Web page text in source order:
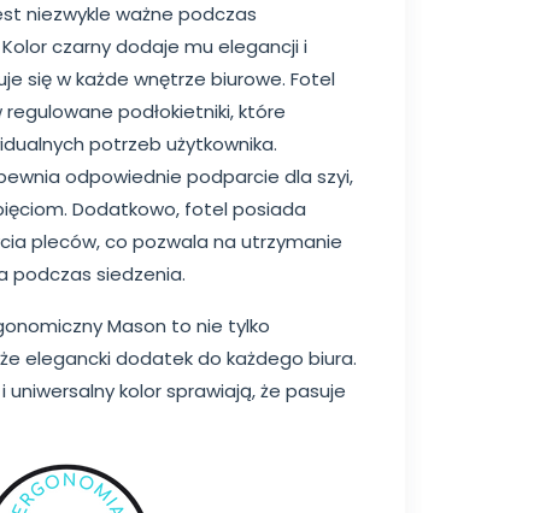
niezwykle ważne podczas
czarny dodaje mu elegancji i
się w każde wnętrze biurowe. Fotel
podłokietniki, które
potrzeb użytkownika.
odpowiednie podparcie dla szyi,
Dodatkowo, fotel posiada
pleców, co pozwala na utrzymanie
podczas siedzenia.
Mason to nie tylko
elegancki dodatek do każdego biura.
kolor sprawiają, że pasuje